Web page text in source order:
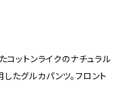
コットンライクのナチュラル
たグルカパンツ。フロント